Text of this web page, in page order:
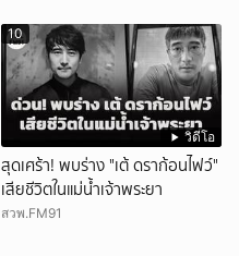
วิดีโอ
10
สุดเศร้า! พบร่าง "เต้ ดราก้อนไฟว์"
เสียชีวิตในแม่น้ำเจ้าพระยา
สวพ.FM91